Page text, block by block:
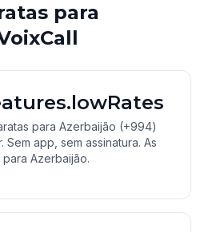
para
para Azerbaijão (+994)
app, sem assinatura. As
Azerbaijão.